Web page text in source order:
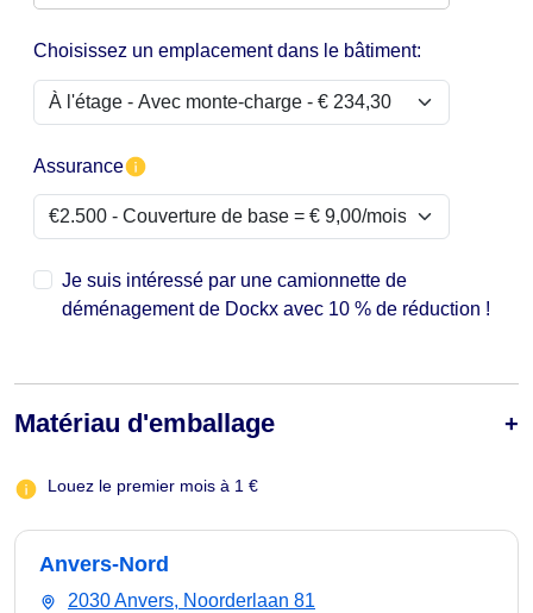
Choisissez un emplacement dans le bâtiment:
Assurance
Je suis intéressé par une camionnette de
déménagement de Dockx avec 10 % de réduction !
Matériau d'emballage
Louez le premier mois à 1 €
Anvers-Nord
2030 Anvers, Noorderlaan 81